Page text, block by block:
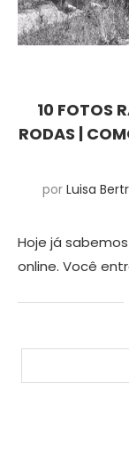
10 FOTOS
RODAS |
por Luisa
Hoje já
online. Você